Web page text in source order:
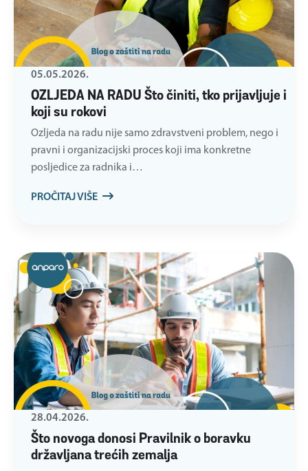
OZLJEDA NA RADU Što činiti, tko prijavljuje i
koji su rokovi
05.05.2026.
Ozljeda na radu nije samo zdravstveni problem, nego i
pravni i organizacijski proces koji ima konkretne
posljedice za radnika i…
PROČITAJ VIŠE
Što novoga donosi Pravilnik o boravku
državljana trećih zemalja
28.04.2026.